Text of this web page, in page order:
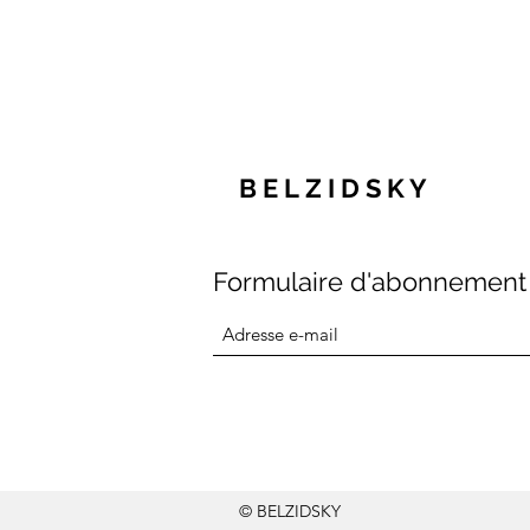
B E LZ I D S K Y
Formulaire d'abonnement
© BELZIDSKY